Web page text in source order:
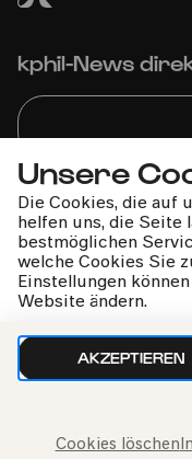
Unsere
Die Cookies, die auf
helfen uns, die Seite
bestmöglichen
welche Cookies Sie
Einstellungen
Website ändern.
AKZEPTIEREN
Cookies löschen
kphil-News
Wir gehen sorgfältig
unseren
Philharmonie-Hotline